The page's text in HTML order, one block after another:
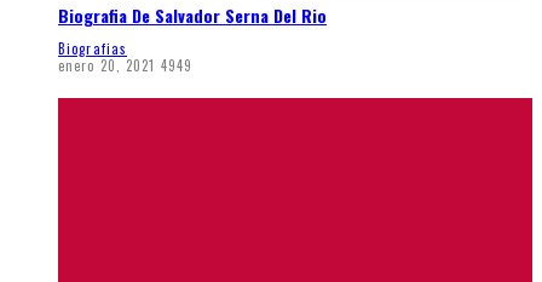
Biografia De Salvador Serna Del Rio
Biografias
enero 20, 2021 4949